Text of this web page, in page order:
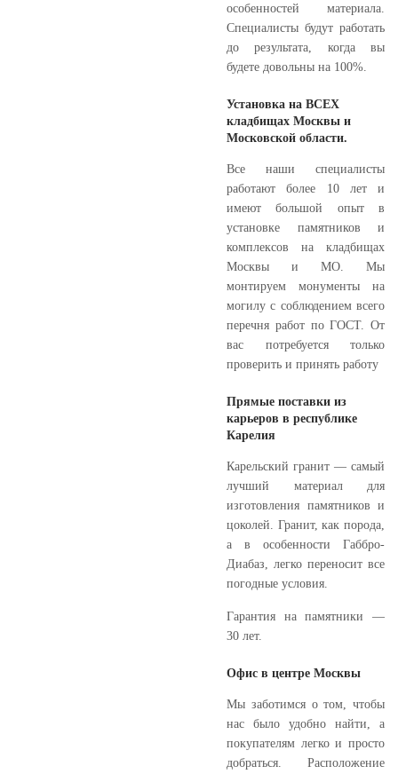
особенностей материала.
Специалисты будут работать
до результата, когда вы
будете довольны на 100%.
Установка на ВСЕХ
кладбищах Москвы и
Московской области.
Все наши специалисты
работают более 10 лет и
имеют большой опыт в
установке памятников и
комплексов на кладбищах
Москвы и МО. Мы
монтируем монументы на
могилу с соблюдением всего
перечня работ по ГОСТ. От
вас потребуется только
проверить и принять работу
Прямые поставки из
карьеров в республике
Карелия
Карельский гранит — самый
лучший материал для
изготовления памятников и
цоколей. Гранит, как порода,
а в особенности Габбро-
Диабаз, легко переносит все
погодные условия.
Гарантия на памятники —
30 лет.
Офис в центре Москвы
Мы заботимся о том, чтобы
нас было удобно найти, а
покупателям легко и просто
добраться. Расположение